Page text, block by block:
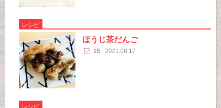
レシピ
ほうじ茶だんご
15 2021.08.17
レシピ